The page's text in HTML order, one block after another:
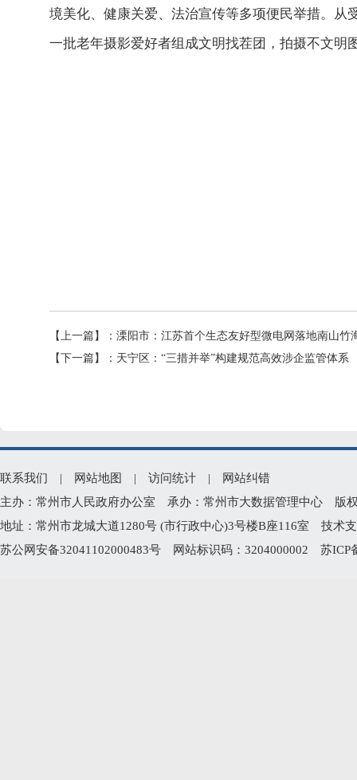
境美化、健康关爱、法治宣传等多项便民举措。从
一批老年摄影爱好者组成文明找茬团，拍摄不文明
【上一篇】： 溧阳市：江苏首个生态友好型微电网落地南山竹
【下一篇】： 天宁区：“三措并举”构建规范高效涉企监管体系
联系我们 | 网站地图 | 访问统计 |
网站纠错
主办：常州市人民政府办公室 承办：常州市大数据管理中心 版
地址：常州市龙城大道1280号 (市行政中心)3号楼B座116室 技术
苏公网安备32041102000483号 网站标识码：3204000002 苏ICP